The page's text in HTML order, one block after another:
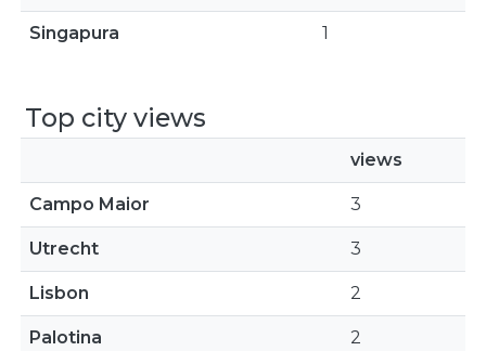
Singapura 1
Top city views
views
Campo Maior 3
Utrecht 3
Lisbon 2
Palotina 2